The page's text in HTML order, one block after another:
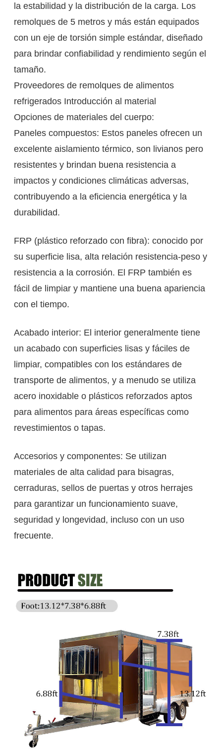
la estabilidad y la distribución de la carga. Los
remolques de 5 metros y más están equipados
con un eje de torsión simple estándar, diseñado
para brindar confiabilidad y rendimiento según el
tamaño.
Proveedores de remolques de alimentos
refrigerados Introducción al material
Opciones de materiales del cuerpo:
Paneles compuestos: Estos paneles ofrecen un
excelente aislamiento térmico, son livianos pero
resistentes y brindan buena resistencia a
impactos y condiciones climáticas adversas,
contribuyendo a la eficiencia energética y la
durabilidad.
FRP (plástico reforzado con fibra): conocido por
su superficie lisa, alta relación resistencia-peso y
resistencia a la corrosión. El FRP también es
fácil de limpiar y mantiene una buena apariencia
con el tiempo.
Acabado interior: El interior generalmente tiene
un acabado con superficies lisas y fáciles de
limpiar, compatibles con los estándares de
transporte de alimentos, y a menudo se utiliza
acero inoxidable o plásticos reforzados aptos
para alimentos para áreas específicas como
revestimientos o tapas.
Accesorios y componentes: Se utilizan
materiales de alta calidad para bisagras,
cerraduras, sellos de puertas y otros herrajes
para garantizar un funcionamiento suave,
seguridad y longevidad, incluso con un uso
frecuente.